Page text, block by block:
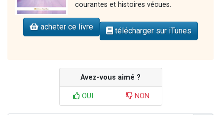
courantes et histoires vécues.
acheter ce livre télécharger sur iTunes
Avez-vous aimé ?
OUI NON